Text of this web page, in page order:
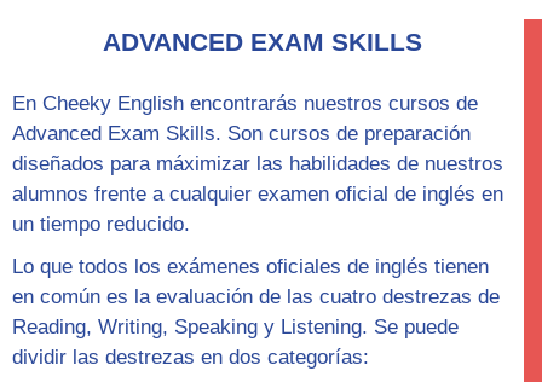
ADVANCED EXAM SKILLS
En Cheeky English encontrarás nuestros cursos de
Advanced Exam Skills. Son cursos de preparación
diseñados para máximizar las habilidades de nuestros
alumnos frente a cualquier examen oficial de inglés en
un tiempo reducido.
Lo que todos los exámenes oficiales de inglés tienen
en común es la evaluación de las cuatro destrezas de
Reading, Writing, Speaking y Listening. Se puede
dividir las destrezas en dos categorías: